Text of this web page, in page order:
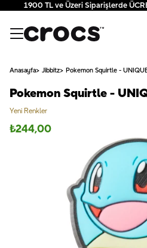
1900 TL ve Üzeri Siparişlerde
Anasayfa Jibbitz Pokemon Squirtle -
Pokemon Squirtle -
Yeni Renkler
₺244,00